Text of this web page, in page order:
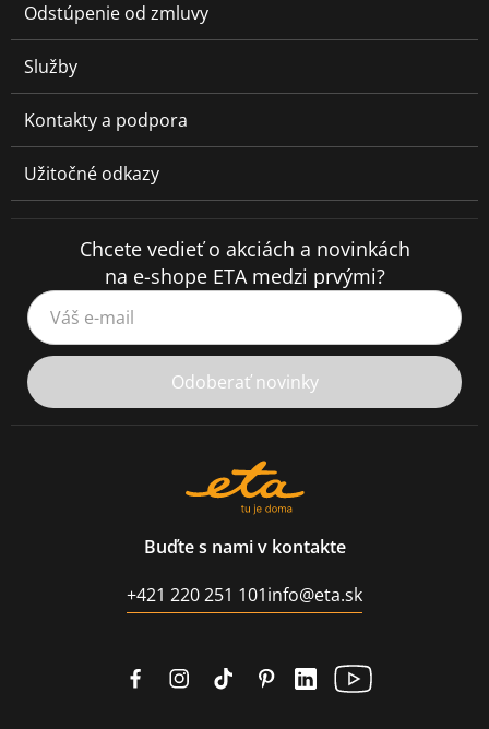
Odstúpenie od zmluvy
Služby
Kontakty a podpora
Užitočné odkazy
Chcete vedieť o akciách a novinkách
na e-shope ETA medzi prvými?
Váš e-mail
Odoberať novinky
Buďte s nami v kontakte
+421 220 251 101info@eta.sk